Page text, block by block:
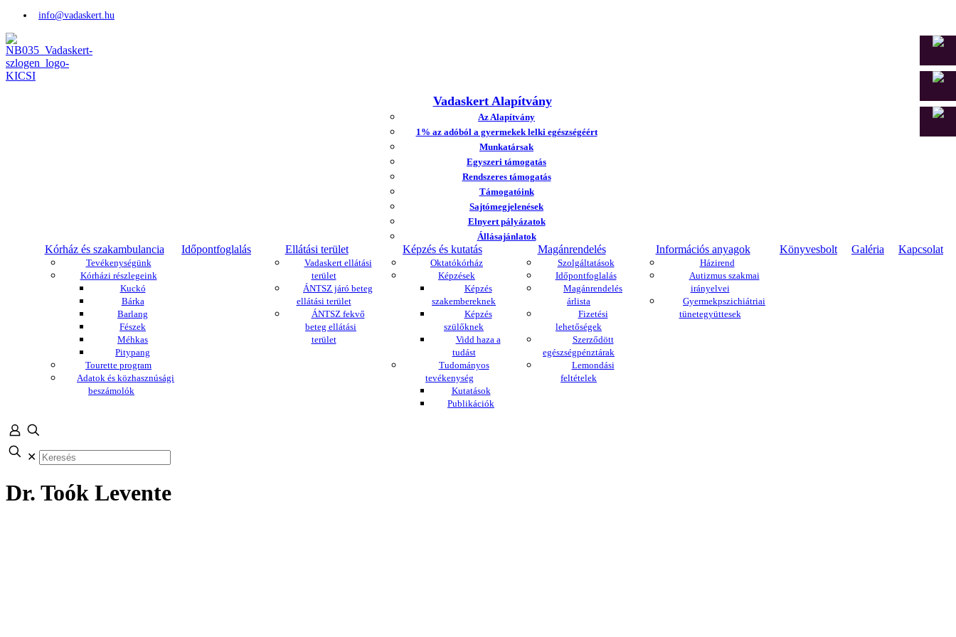
info@vadaskert.hu
Vadaskert Alapítvány
Az Alapítvány
1% az adóból a gyermekek lelki egészségéért
Munkatársak
Egyszeri támogatás
Rendszeres támogatás
Támogatóink
Sajtómegjelenések
Elnyert pályázatok
Állásajánlatok
Kórház és szakambulancia
Tevékenységünk
Kórházi részlegeink
Kuckó
Bárka
Barlang
Fészek
Méhkas
Pitypang
Tourette program
Adatok és közhasznúsági
beszámolók
Időpontfoglalás Ellátási terület
Vadaskert ellátási
terület
ÁNTSZ járó beteg
ellátási terület
ÁNTSZ fekvő
beteg ellátási
terület
Képzés és kutatás
Oktatókórház
Képzések
Képzés
szakembereknek
Képzés
szülőknek
Vidd haza a
tudást
Tudományos
tevékenység
Kutatások
Publikációk
Magánrendelés
Szolgáltatások
Időpontfoglalás
Magánrendelés
árlista
Fizetési
lehetőségek
Szerződött
egészségpénztárak
Lemondási
feltételek
Információs anyagok
Házirend
Autizmus szakmai
irányelvei
Gyermekpszichiátriai
tünetegyüttesek
Könyvesbolt Galéria Kapcsolat
✕
Dr. Toók Levente